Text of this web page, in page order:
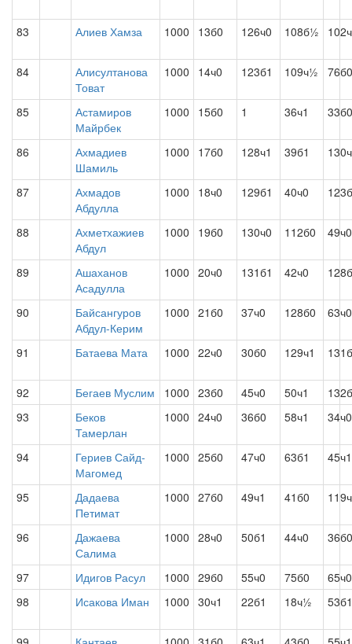
83 Алиев Хамза 1000 13б0 126ч0 108б½
84
Алисултанова
Товат
1000 14ч0 123б1 109ч½ 76б0
85
Астамиров
Майрбек
1000 15б0 1 36ч1 33б0
86
Ахмадиев
Шамиль
1000 17б0 128ч1 39б1
87
Ахмадов
Абдулла
1000 18ч0 129б1 40ч0
88
Ахметхажиев
Абдул
1000 19б0 130ч0 112б0 49ч0
89
Ашаханов
Асадулла
1000 20ч0 131б1 42ч0
90
Байсангуров
Абдул-Керим
1000 21б0 37ч0 128б0 63ч0
91 Батаева Мата 1000 22ч0 30б0 129ч1
92 Бегаев Муслим 1000 23б0 45ч0 50ч1
93
Беков
Тамерлан
1000 24ч0 36б0 58ч1 34ч0
94
Гериев Сайд-
Магомед
1000 25б0 47ч0 63б1 45ч1
95
Дадаева
Петимат
1000 27б0 49ч1 41б0
96
Дажаева
Салима
1000 28ч0 50б1 44ч0 36б0
97 Идигов Расул 1000 29б0 55ч0 75б0
65ч0
98
Исакова Иман 1000 30ч1 22б1 18ч½ 53б1